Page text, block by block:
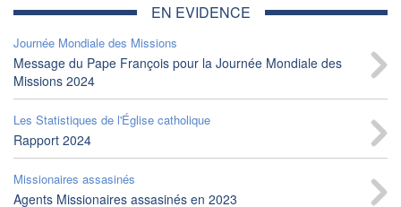
EN EVIDENCE
Journée Mondiale des Missions
Message du Pape François pour la Journée Mondiale des
Missions 2024
Les Statistiques de l'Église catholique
Rapport 2024
Missionaires assasinés
Agents Missionaires assasinés en 2023